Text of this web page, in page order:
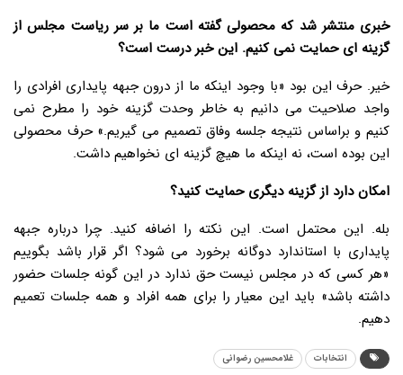
خبری منتشر شد که محصولی گفته است ما بر سر ریاست مجلس از
گزینه ای حمایت نمی کنیم. این خبر درست است؟
خیر. حرف این بود «با وجود اینکه ما از درون جبهه پایداری افرادی را
واجد صلاحیت می دانیم به خاطر وحدت گزینه خود را مطرح نمی
کنیم و براساس نتیجه جلسه وفاق تصمیم می گیریم.» حرف محصولی
این بوده است، نه اینکه ما هیچ گزینه ای نخواهیم داشت.
امکان دارد از گزینه دیگری حمایت کنید؟
بله. این محتمل است. این نکته را اضافه کنید. چرا درباره جبهه
پایداری با استاندارد دوگانه برخورد می شود؟ اگر قرار باشد بگوییم
«هر کسی که در مجلس نیست حق ندارد در این گونه جلسات حضور
داشته باشد» باید این معیار را برای همه افراد و همه جلسات تعمیم
دهیم.
انتخابات غلامحسین رضوانی